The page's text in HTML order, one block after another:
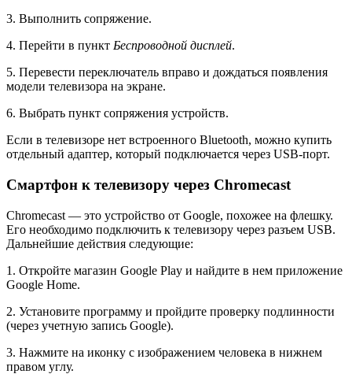
3. Выполнить сопряжение.
4. Перейти в пункт Беспроводной дисплей.
5. Перевести переключатель вправо и дождаться появления
модели телевизора на экране.
6. Выбрать пункт сопряжения устройств.
Если в телевизоре нет встроенного Bluetooth, можно купить
отдельный адаптер, который подключается через USB-порт.
Смартфон к телевизору через Chromecast
Chromecast — это устройство от Google, похожее на флешку.
Его необходимо подключить к телевизору через разъем USB.
Дальнейшие действия следующие:
1. Откройте магазин Google Play и найдите в нем приложение
Google Home.
2. Установите программу и пройдите проверку подлинности
(через учетную запись Google).
3. Нажмите на иконку с изображением человека в нижнем
правом углу.